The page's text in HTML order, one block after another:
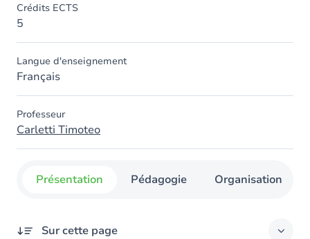
Crédits ECTS
5
Langue d'enseignement
Français
Professeur
Carletti Timoteo
Présentation Pédagogie Organisation
Sur cette page